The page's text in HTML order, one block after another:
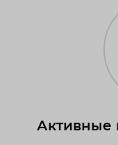
Активные